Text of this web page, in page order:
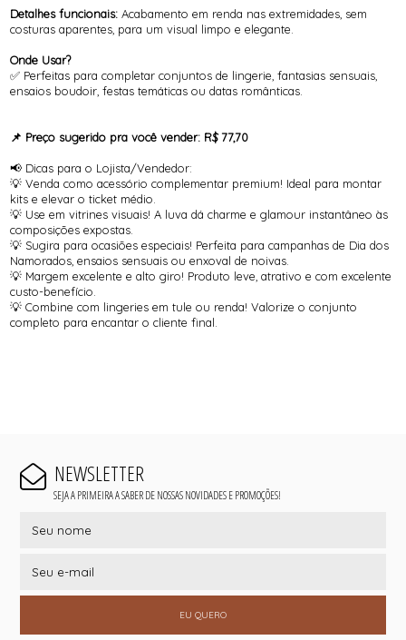
Detalhes funcionais:Acabamento em renda nas extremidades, sem
costuras aparentes, para um visual limpo e elegante.
Onde Usar?
✅ Perfeitas para completar conjuntos de lingerie, fantasias sensuais,
ensaios boudoir, festas temáticas ou datas românticas.
📌 Preço sugerido pra você vender: R$ 77,70
📢 Dicas para o Lojista/Vendedor:
💡 Venda como acessório complementar premium! Ideal para montar
kits e elevar o ticket médio.
💡 Use em vitrines visuais! A luva dá charme e glamour instantâneo às
composições expostas.
💡 Sugira para ocasiões especiais! Perfeita para campanhas de Dia dos
Namorados, ensaios sensuais ou enxoval de noivas.
💡 Margem excelente e alto giro! Produto leve, atrativo e com excelente
custo-benefício.
💡 Combine com lingeries em tule ou renda! Valorize o conjunto
completo para encantar o cliente final.
NEWSLETTER
SEJA A PRIMEIRA A SABER DE NOSSAS NOVIDADES E PROMOÇÕES!
EU QUERO